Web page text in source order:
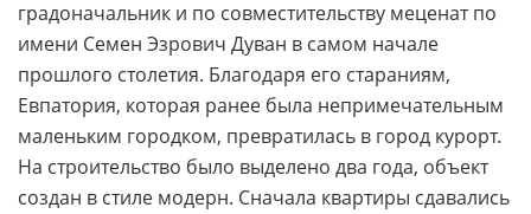
градоначальник и по совместительству меценат по
имени Семен Эзрович Дуван в самом начале
прошлого столетия. Благодаря его стараниям,
Евпатория, которая ранее была непримечательным
маленьким городком, превратилась в город курорт.
На строительство было выделено два года, объект
создан в стиле модерн. Сначала квартиры сдавались